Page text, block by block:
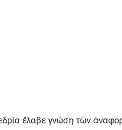
ἔλαβε γνώση τῶν